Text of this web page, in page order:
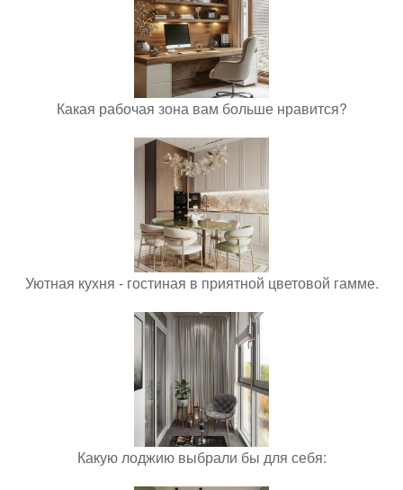
Какая рабочая зона вам больше нравится?
Уютная кухня - гостиная в приятной цветовой гамме.
Какую лоджию выбрали бы для себя: